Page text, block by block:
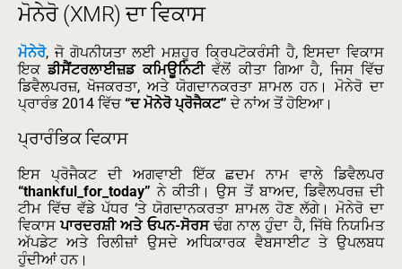
ਮੋਨੇਰੋ (XMR) ਦਾ ਵਿਕਾਸ
ਮੋਨੇਰੋ, ਜੋ ਗੋਪਨੀਯਤਾ ਲਈ ਮਸ਼ਹੂਰ ਕ੍ਰਿਪਟੋਕਰੰਸੀ ਹੈ, ਇਸਦਾ ਵਿਕਾਸ
ਇਕਡੀਸੈਂਟਰਲਾਈਜ਼ਡ ਕਮਿਊਨਿਟੀਵੱਲੋਂ ਕੀਤਾ ਗਿਆ ਹੈ, ਜਿਸ ਵਿੱਚ
ਡਿਵੈਲਪਰਜ਼, ਖੋਜਕਰਤਾ, ਅਤੇ ਯੋਗਦਾਨਕਰਤਾ ਸ਼ਾਮਲ ਹਨ। ਮੋਨੇਰੋ ਦਾ
ਪ੍ਰਾਰੰਭ 2014 ਵਿੱਚ“ਦ ਮੋਨੇਰੋ ਪ੍ਰੋਜੈਕਟ” ਦੇ ਨਾਂਅ ਤੋਂ ਹੋਇਆ।
ਪ੍ਰਾਰੰਭਿਕ ਵਿਕਾਸ
ਇਸ ਪ੍ਰੋਜੈਕਟ ਦੀ ਅਗਵਾਈ ਇੱਕ ਛਦਮ ਨਾਮ ਵਾਲੇ ਡਿਵੈਲਪਰ
“thankful_for_today” ਨੇ ਕੀਤੀ। ਉਸ ਤੋਂ ਬਾਅਦ, ਡਿਵੈਲਪਰਜ਼ ਦੀ
ਟੀਮ ਵਿੱਚ ਵੱਡੇ ਪੱਧਰ ‘ਤੇ ਯੋਗਦਾਨਕਰਤਾ ਸ਼ਾਮਲ ਹੋਣ ਲੱਗੇ। ਮੋਨੇਰੋ ਦਾ
ਵਿਕਾਸਪਾਰਦਰਸ਼ੀ ਅਤੇ ਓਪਨ-ਸੋਰਸਢੰਗ ਨਾਲ ਹੁੰਦਾ ਹੈ, ਜਿੱਥੇ ਨਿਯਮਿਤ
ਅੱਪਡੇਟ ਅਤੇ ਰਿਲੀਜ਼ਾਂ ਉਸਦੇ ਅਧਿਕਾਰਕ ਵੈਬਸਾਈਟ ਤੇ ਉਪਲਬਧ
ਹੁੰਦੀਆਂ ਹਨ।